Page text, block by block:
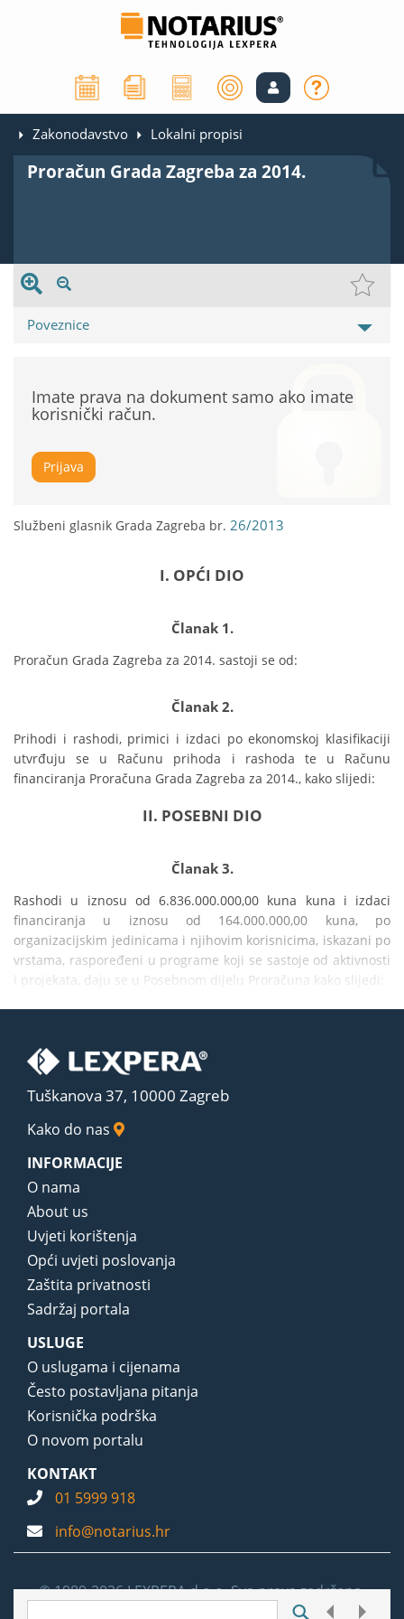
Zakonodavstvo Lokalni propisi
Proračun Grada Zagreba za 2014.
Poveznice
Imate prava na dokument samo ako imate
korisnički račun.
Prijava
Službeni glasnik Grada Zagreba br. 26/2013
I. OPĆI DIO
Članak 1.
Proračun Grada Zagreba za 2014. sastoji se od:
Članak 2.
Prihodi i rashodi, primici i izdaci po ekonomskoj klasifikaciji
utvrđuju se u Računu prihoda i rashoda te u Računu
financiranja Proračuna Grada Zagreba za 2014., kako slijedi:
II. POSEBNI DIO
Članak 3.
Rashodi u iznosu od 6.836.000.000,00 kuna kuna i izdaci
financiranja u iznosu od 164.000.000,00 kuna, po
organizacijskim jedinicama i njihovim korisnicima, iskazani po
vrstama, raspoređeni u programe koji se sastoje od aktivnosti
i projekata, daju se u Posebnom dijelu Proračuna kako slijedi:
Tuškanova 37, 10000 Zagreb
Kako do nas
INFORMACIJE
O nama
About us
Uvjeti korištenja
Opći uvjeti poslovanja
Zaštita privatnosti
Sadržaj portala
USLUGE
O uslugama i cijenama
Često postavljana pitanja
Korisnička podrška
O novom portalu
KONTAKT
01 5999 918
info@notarius.hr
© 1989-2026 LEXPERA d.o.o. Sva prava zadržana.